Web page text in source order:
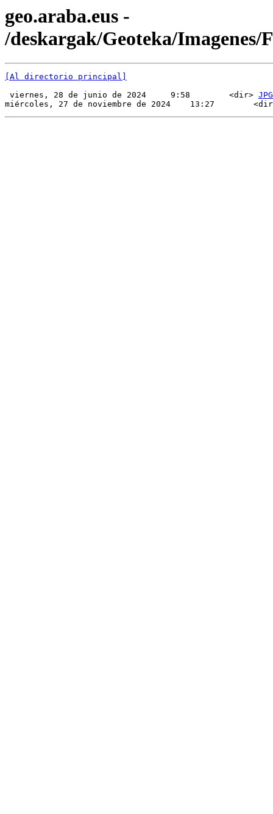
geo.araba.eus -
/deskargak/Geoteka/Imagenes/
[Al directorio principal]
viernes, 28 de junio de 2024     9:58        <dir> JPG
miércoles, 27 de noviembre de 2024    13:27